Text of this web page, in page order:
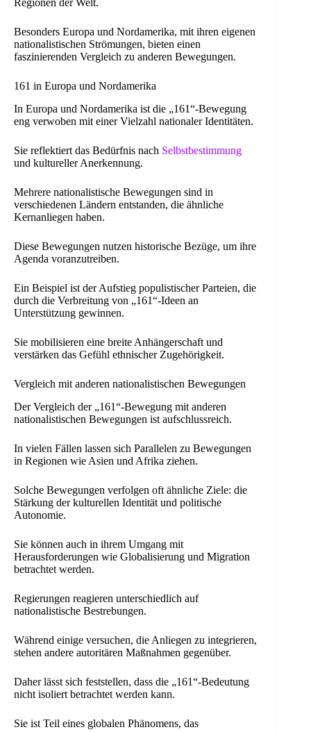
Regionen der Welt.
Besonders Europa und Nordamerika, mit ihren eigenen
nationalistischen Strömungen, bieten einen
faszinierenden Vergleich zu anderen Bewegungen.
161 in Europa und Nordamerika
In Europa und Nordamerika ist die „161“-Bewegung
eng verwoben mit einer Vielzahl nationaler Identitäten.
Sie reflektiert das Bedürfnis nach Selbstbestimmung
und kultureller Anerkennung.
Mehrere nationalistische Bewegungen sind in
verschiedenen Ländern entstanden, die ähnliche
Kernanliegen haben.
Diese Bewegungen nutzen historische Bezüge, um ihre
Agenda voranzutreiben.
Ein Beispiel ist der Aufstieg populistischer Parteien, die
durch die Verbreitung von „161“-Ideen an
Unterstützung gewinnen.
Sie mobilisieren eine breite Anhängerschaft und
verstärken das Gefühl ethnischer Zugehörigkeit.
Vergleich mit anderen nationalistischen Bewegungen
Der Vergleich der „161“-Bewegung mit anderen
nationalistischen Bewegungen ist aufschlussreich.
In vielen Fällen lassen sich Parallelen zu Bewegungen
in Regionen wie Asien und Afrika ziehen.
Solche Bewegungen verfolgen oft ähnliche Ziele: die
Stärkung der kulturellen Identität und politische
Autonomie.
Sie können auch in ihrem Umgang mit
Herausforderungen wie Globalisierung und Migration
betrachtet werden.
Regierungen reagieren unterschiedlich auf
nationalistische Bestrebungen.
Während einige versuchen, die Anliegen zu integrieren,
stehen andere autoritären Maßnahmen gegenüber.
Daher lässt sich feststellen, dass die „161“-Bedeutung
nicht isoliert betrachtet werden kann.
Sie ist Teil eines globalen Phänomens, das